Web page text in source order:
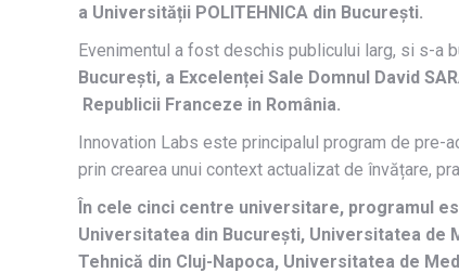
a Universității POLITEHNICA din București.
Evenimentul a fost deschis publicului larg, si s-a
București, a Excelenței Sale Domnul David
Republicii Franceze in România.
Innovation Labs este principalul program de pre-
prin crearea unui context actualizat de învățare,
În cele cinci centre universitare, programul
Universitatea din București, Universitatea de
Tehnică din Cluj-Napoca, Universitatea de